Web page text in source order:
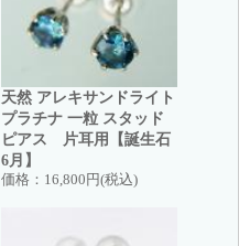
天然 アレキサンドライト
プラチナ 一粒 スタッド
ピアス 片耳用【誕生石
6月】
価格： 16,800円(税込)